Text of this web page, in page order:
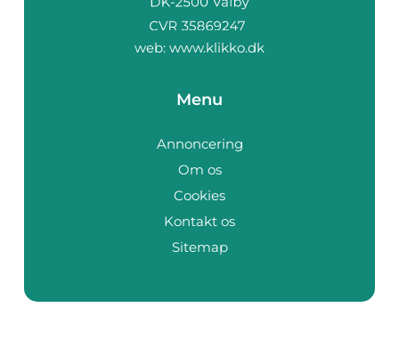
web: www.klikko.dk
Menu
Annoncering
Om os
Cookies
Kontakt os
Sitemap